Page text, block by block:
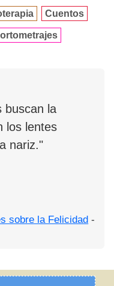
Cuentos
buscan la
los lentes
nariz."
sobre la Felicidad -